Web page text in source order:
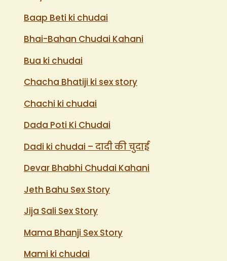
Baap Beti ki chudai
Bhai-Bahan Chudai Kahani
Bua ki chudai
Chacha Bhatiji ki sex story
Chachi ki chudai
Dada Poti Ki Chudai
Dadi ki chudai – दादी की चुदाई
Devar Bhabhi Chudai Kahani
Jeth Bahu Sex Story
Jija Sali Sex Story
Mama Bhanji Sex Story
Mami ki chudai